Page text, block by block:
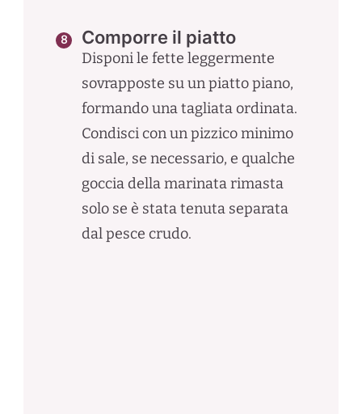
Comporre il piatto
Disponi le fette leggermente
sovrapposte su un piatto piano,
formando una tagliata ordinata.
Condisci con un pizzico minimo
di sale, se necessario, e qualche
goccia della marinata rimasta
solo se è stata tenuta separata
dal pesce crudo.